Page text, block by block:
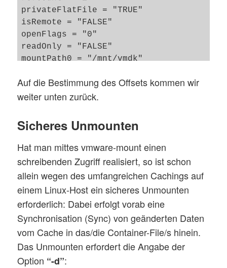
privateFlatFile = "TRUE"
isRemote = "FALSE"
openFlags = "0"
readOnly = "FALSE"
mountPath0 = "/mnt/vmdk"
Auf die Bestimmung des Offsets kommen wir
weiter unten zurück.
Sicheres Unmounten
Hat man mittes vmware-mount einen
schreibenden Zugriff realisiert, so ist schon
allein wegen des umfangreichen Cachings auf
einem Linux-Host ein sicheres Unmounten
erforderlich: Dabei erfolgt vorab eine
Synchronisation (Sync) von geänderten Daten
vom Cache in das/die Container-File/s hinein.
Das Unmounten erfordert die Angabe der
Option “-d”: